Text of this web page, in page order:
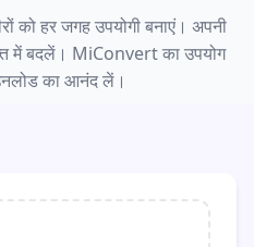
को हर जगह उपयोगी बनाएं। अपनी
में बदलें। MiConvert का उपयोग
का आनंद लें।